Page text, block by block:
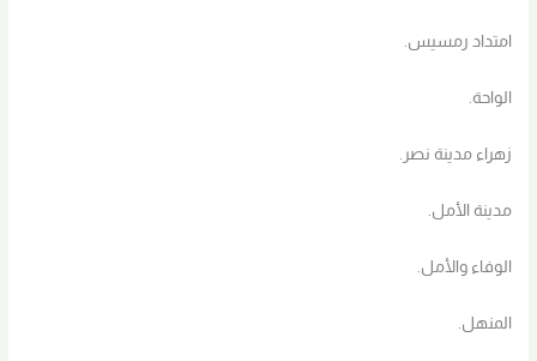
امتداد رمسيس.
الواحة.
زهراء مدينة نصر.
مدينة الأمل.
الوفاء والأمل.
المنهل.